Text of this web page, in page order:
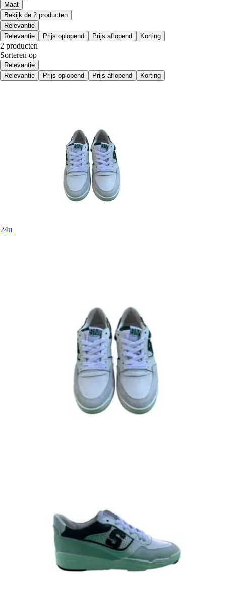
Maat
Bekijk de 2 producten
Relevantie
Relevantie
Prijs oplopend Prijs aflopend Korting
2 producten
Sorteren op
Relevantie
Relevantie
Prijs oplopend Prijs aflopend Korting
24u